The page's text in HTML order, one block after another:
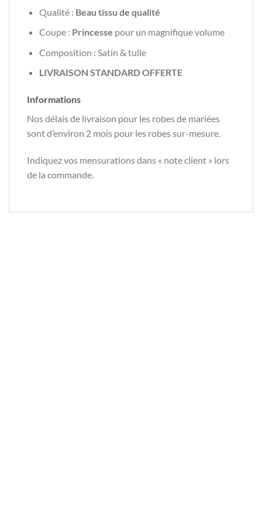
Qualité : Beau tissu de qualité
Coupe : Princesse pour un magnifique volume
Composition : Satin & tulle
LIVRAISON STANDARD OFFERTE
Informations
Nos délais de livraison pour les robes de mariées
sont d’environ 2 mois pour les robes sur-mesure.
Indiquez vos mensurations dans « note client » lors
de la commande.